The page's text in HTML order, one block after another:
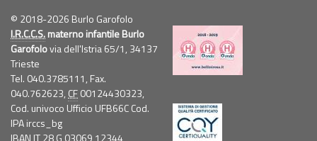
© 2018-2026 Burlo Garofolo
I.R.C.C.S.materno infantile Burlo
Garofolovia dell'Istria 65/1, 34137
Trieste
Tel. 040.3785111, Fax.
040.762623, CF00124430323,
Cod. univoco Ufficio UFB66C Cod.
IPA irccs_bg
IBAN IT 28 G 03069 12344